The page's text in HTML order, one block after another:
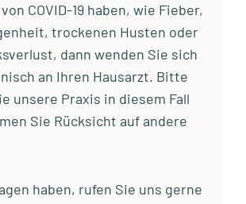
COVID-19 haben, wie Fieber,
trockenen Husten oder
dann wenden Sie sich
an Ihren Hausarzt. Bitte
unsere Praxis in diesem Fall
Sie Rücksicht auf andere
haben, rufen Sie uns gerne